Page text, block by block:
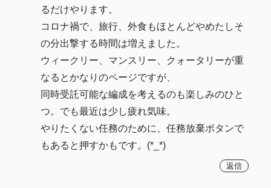
るだけやります。
コロナ禍で、旅行、外食もほとんどやめたしそ
の分出撃する時間は増えました。
ウィークリー、マンスリー、クォータリーが重
なるとかなりのページですが、
同時受託可能な編成を考えるのも楽しみのひと
つ。でも最近は少し疲れ気味。
やりたくない任務のために、任務放棄ボタンで
もあると押すかもです。(*_*)
返信